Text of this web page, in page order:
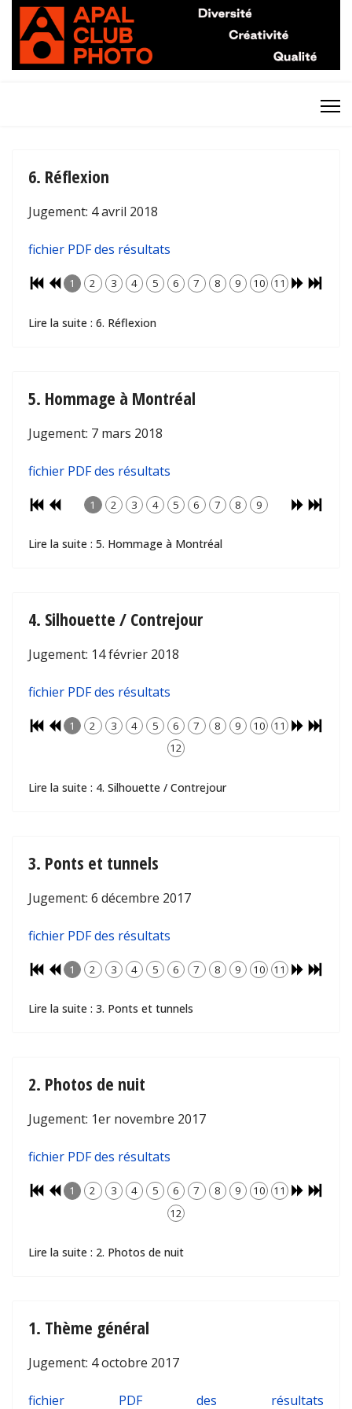
6. Réflexion
Jugement: 4 avril 2018
fichier PDF des résultats
1 2 3 4 5 6 7 8 9 10 11
Lire la suite : 6. Réflexion
5. Hommage à Montréal
Jugement: 7 mars 2018
fichier PDF des résultats
1 2 3 4 5 6 7 8 9
Lire la suite : 5. Hommage à Montréal
4. Silhouette / Contrejour
Jugement: 14 février 2018
fichier PDF des résultats
1 2 3 4 5 6 7 8 9 10 11
12
Lire la suite : 4. Silhouette / Contrejour
3. Ponts et tunnels
Jugement: 6 décembre 2017
fichier PDF des résultats
1 2 3 4 5 6 7 8 9 10 11
Lire la suite : 3. Ponts et tunnels
2. Photos de nuit
Jugement: 1er novembre 2017
fichier PDF des résultats
1 2 3 4 5 6 7 8 9 10 11
12
Lire la suite : 2. Photos de nuit
1. Thème général
Jugement: 4 octobre 2017
fichier PDF des résultats